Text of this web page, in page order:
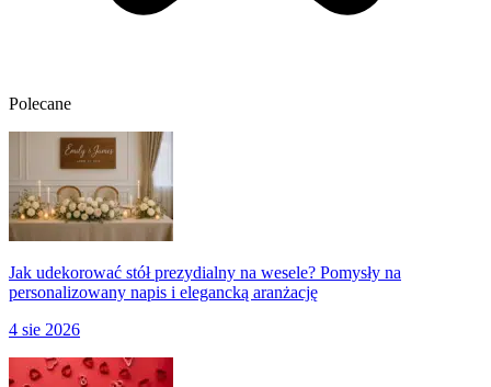
Polecane
Jak udekorować stół prezydialny na wesele? Pomysły na
personalizowany napis i elegancką aranżację
4 sie 2026